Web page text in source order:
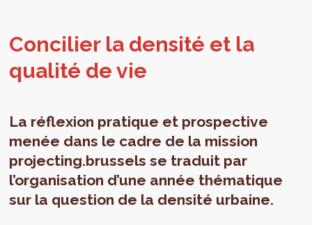
Conci­lier la den­sité et la
qua­lité de vie
La réflexion pratique et prospective
menée dans le cadre de la mission
projecting.brussels se traduit par
l’organisation d’une année thématique
sur la question de la densité urbaine.